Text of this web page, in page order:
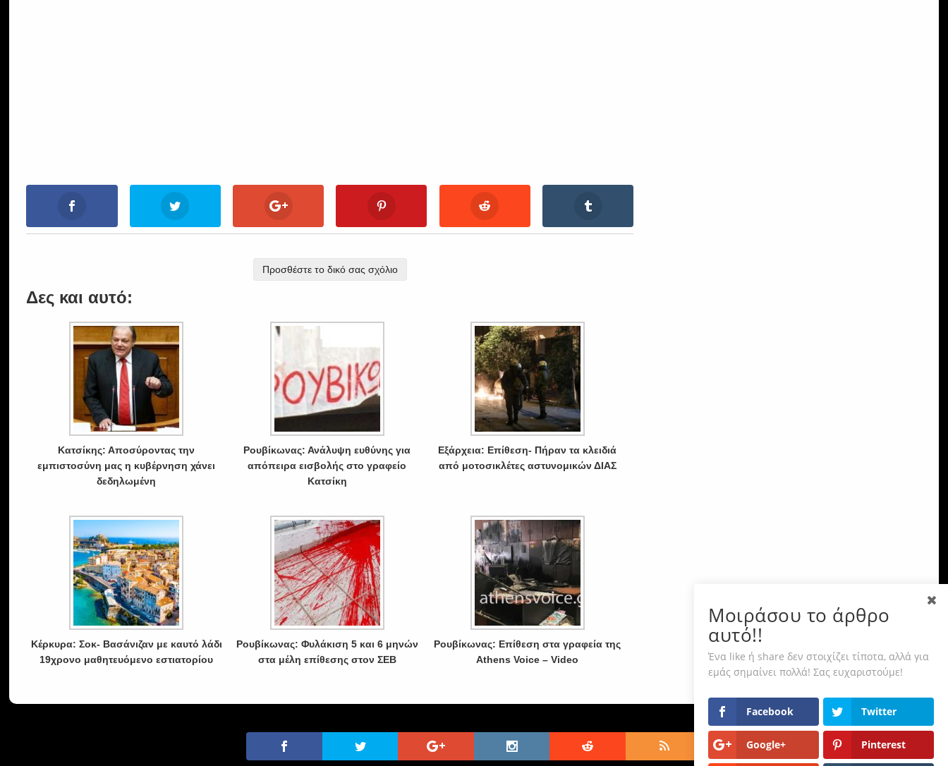
Προσθέστε το δικό σας σχόλιο
Δες και αυτό:
Κατσίκης: Αποσύροντας την
εμπιστοσύνη μας η κυβέρνηση χάνει
δεδηλωμένη
Ρουβίκωνας: Ανάλυψη ευθύνης για
απόπειρα εισβολής στο γραφείο
Κατσίκη
Εξάρχεια: Επίθεση- Πήραν τα κλειδιά
από μοτοσικλέτες αστυνομικών ΔΙΑΣ
Κέρκυρα: Σοκ- Βασάνιζαν με καυτό λάδι
19χρονο μαθητευόμενο εστιατορίου
Ρουβίκωνας: Φυλάκιση 5 και 6 μηνών
στα μέλη επίθεσης στον ΣΕΒ
Ρουβίκωνας: Επίθεση στα γραφεία της
Athens Voice – Video
Μοιράσου το άρθρο
αυτό!!
Ένα like ή share δεν στοιχίζει τίποτα, αλλά για
εμάς σημαίνει πολλά! Σας ευχαριστούμε!
Facebook Twitter
Google+ Pinterest